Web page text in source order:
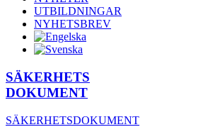
UTBILDNINGAR
NYHETSBREV
SÄKERHETS
DOKUMENT
SÄKERHETSDOKUMENT